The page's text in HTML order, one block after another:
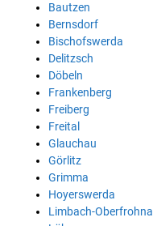
Bautzen
Bernsdorf
Bischofswerda
Delitzsch
Döbeln
Frankenberg
Freiberg
Freital
Glauchau
Görlitz
Grimma
Hoyerswerda
Limbach-Oberfrohna